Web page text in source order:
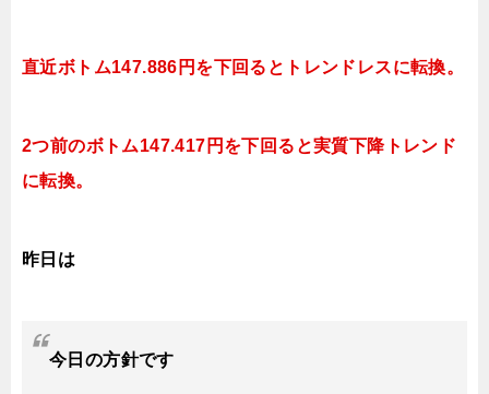
直近ボ トム147.886円を下回ると トレンドレスに転換。
2つ前のボトム147.417円を下回ると実質下降トレンド
に転換。
昨日は
今日の方針です